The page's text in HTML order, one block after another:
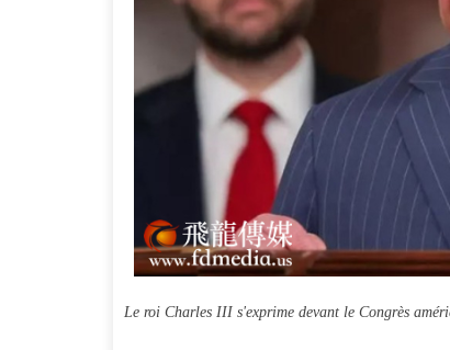
Le roi Charles III s'exprime devant le Congrès